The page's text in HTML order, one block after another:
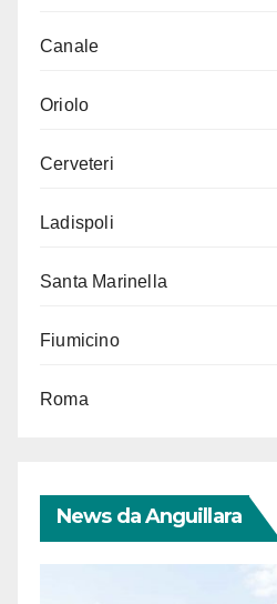
Canale
Oriolo
Cerveteri
Ladispoli
Santa Marinella
Fiumicino
Roma
News da Anguillara